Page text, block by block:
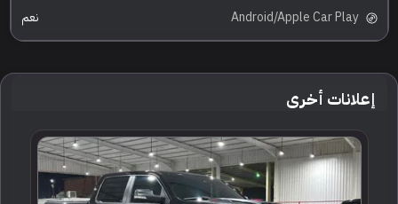
Android/Apple Car Play نعم
إعلانات أخرى